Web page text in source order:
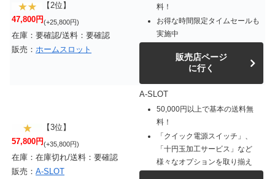
【2位】
47,800円(+25,800円)
在庫：要確認/送料：要確認
販売： ホームスロット
料！
お得な時間限定タイムセールも
実施中
販売店ページ
に行く
【3位】
57,800円(+35,800円)
在庫：在庫切れ/送料：要確認
販売： A-SLOT
A-SLOT
50,000円以上で基本の送料無
料！
「クイック電源スイッチ」、
「十円玉加工サービス」など
様々なオプションを取り揃え